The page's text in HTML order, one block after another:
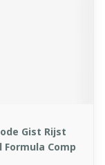
Gist Rijst
Formula Comp